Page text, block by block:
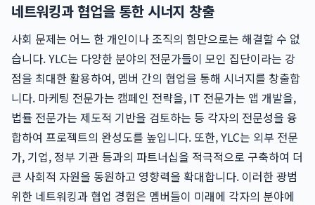
네트워킹과 협업을 통한 시너지 창출
사회 문제는 어느 한 개인이나 조직의 힘만으로는 해결할 수 없
습니다. YLC는 다양한 분야의 전문가들이 모인 집단이라는 강
점을 최대한 활용하여, 멤버 간의 협업을 통해 시너지를 창출합
니다. 마케팅 전문가는 캠페인 전략을, IT 전문가는 앱 개발을,
법률 전문가는 제도적 기반을 검토하는 등 각자의 전문성을 융
합하여 프로젝트의 완성도를 높입니다. 또한, YLC는 외부 전문
가, 기업, 정부 기관 등과의 파트너십을 적극적으로 구축하여 더
큰 사회적 자원을 동원하고 영향력을 확대합니다. 이러한 광범
위한 네트워킹과 협업 경험은 멤버들이 미래에 각자의 분야에